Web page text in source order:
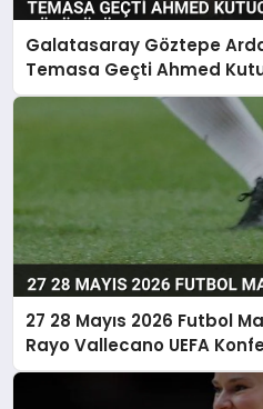
Galatasaray Göztepe
Temasa Geçti Ahmed
Görüşülüyor
27 28 Mayıs 2026 Futbol
Rayo Vallecano UEFA